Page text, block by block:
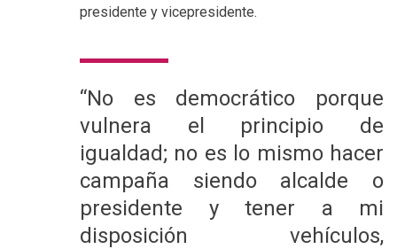
presidente y vicepresidente.
“No es democrático porque
vulnera el principio de
igualdad; no es lo mismo hacer
campaña siendo alcalde o
presidente y tener a mi
disposición vehículos,